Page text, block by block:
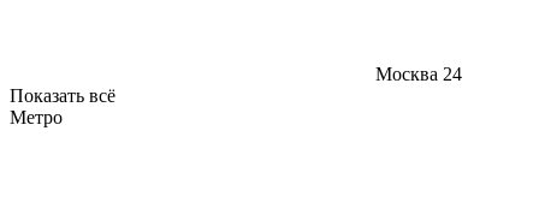
Москва 24
Показать всё
Метро